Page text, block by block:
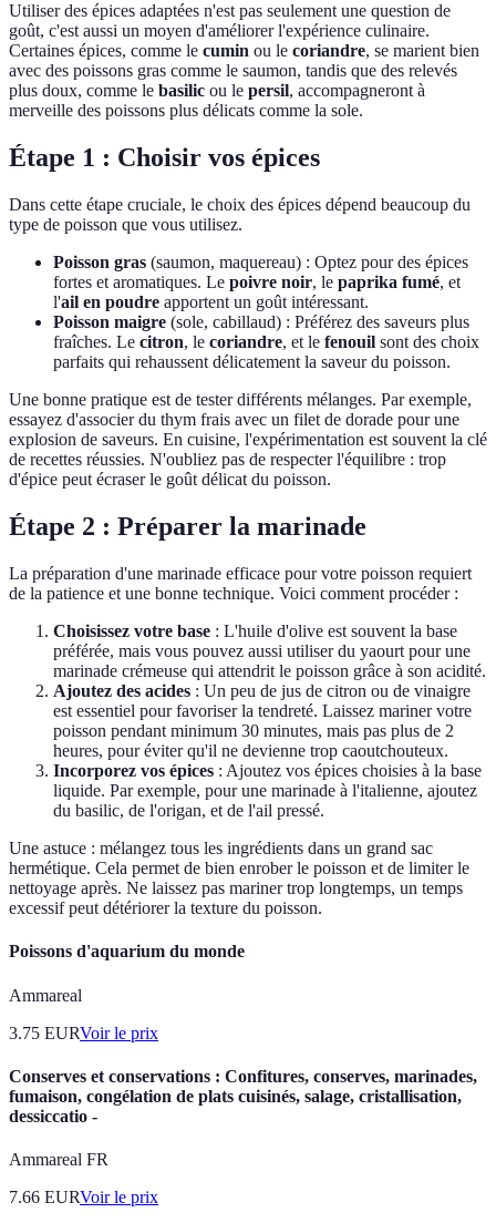
Utiliser des épices adaptées n'est pas seulement une question de
goût, c'est aussi un moyen d'améliorer l'expérience culinaire.
Certaines épices, comme le cumin ou le coriandre, se marient bien
avec des poissons gras comme le saumon, tandis que des relevés
plus doux, comme le basilic ou le persil, accompagneront à
merveille des poissons plus délicats comme la sole.
Étape 1 : Choisir vos épices
Dans cette étape cruciale, le choix des épices dépend beaucoup du
type de poisson que vous utilisez.
Poisson gras (saumon, maquereau) : Optez pour des épices
fortes et aromatiques. Le poivre noir, le paprika fumé, et
l'ail en poudre apportent un goût intéressant.
Poisson maigre (sole, cabillaud) : Préférez des saveurs plus
fraîches. Le citron, le coriandre, et le fenouil sont des choix
parfaits qui rehaussent délicatement la saveur du poisson.
Une bonne pratique est de tester différents mélanges. Par exemple,
essayez d'associer du thym frais avec un filet de dorade pour une
explosion de saveurs. En cuisine, l'expérimentation est souvent la clé
de recettes réussies. N'oubliez pas de respecter l'équilibre : trop
d'épice peut écraser le goût délicat du poisson.
Étape 2 : Préparer la marinade
La préparation d'une marinade efficace pour votre poisson requiert
de la patience et une bonne technique. Voici comment procéder :
Choisissez votre base : L'huile d'olive est souvent la base
préférée, mais vous pouvez aussi utiliser du yaourt pour une
marinade crémeuse qui attendrit le poisson grâce à son acidité.
Ajoutez des acides : Un peu de jus de citron ou de vinaigre
est essentiel pour favoriser la tendreté. Laissez mariner votre
poisson pendant minimum 30 minutes, mais pas plus de 2
heures, pour éviter qu'il ne devienne trop caoutchouteux.
Incorporez vos épices : Ajoutez vos épices choisies à la base
liquide. Par exemple, pour une marinade à l'italienne, ajoutez
du basilic, de l'origan, et de l'ail pressé.
Une astuce : mélangez tous les ingrédients dans un grand sac
hermétique. Cela permet de bien enrober le poisson et de limiter le
nettoyage après. Ne laissez pas mariner trop longtemps, un temps
excessif peut détériorer la texture du poisson.
Poissons d'aquarium du monde
Ammareal
3.75 EURVoir le prix
Conserves et conservations : Confitures, conserves, marinades,
fumaison, congélation de plats cuisinés, salage, cristallisation,
dessiccatio -
Ammareal FR
7.66 EURVoir le prix